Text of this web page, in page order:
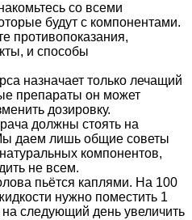
со всеми
будут с компонентами.
противопоказания,
и способы
назначает только лечащий
препараты он может
дозировку.
должны стоять на
даем лишь общие советы
компонентов,
не всем.
пьётся каплями. На 100
нужно поместить 1
на следующий день увеличить